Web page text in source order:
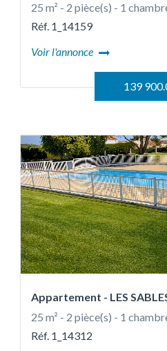
25 m² - 2 pièce(s) - 1
Réf. 1_14159
Voir l'annonce
139
Appartement - LES
25 m² - 2 pièce(s) - 1
Réf. 1_14312